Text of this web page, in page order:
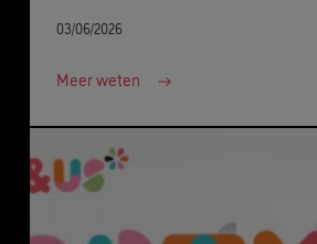
03/06/2026
Meer weten